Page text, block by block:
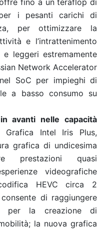
fino a un teraflop di
i pesanti carichi di
per ottimizzare la
e l’intrattenimento
leggeri estremamente
Network Accelerator
SoC per impieghi di
a basso consumo su
avanti nelle capacità
Intel Iris Plus,
grafica di undicesima
prestazioni quasi
videografiche
HEVC circa 2
di raggiungere
per la creazione di
la nuova grafica